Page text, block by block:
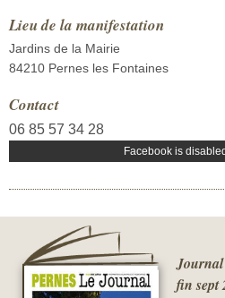
Lieu de la manifestation
Jardins de la Mairie
84210 Pernes les Fontaines
Contact
06 85 57 34 28
Facebook is
Journal
fin sept